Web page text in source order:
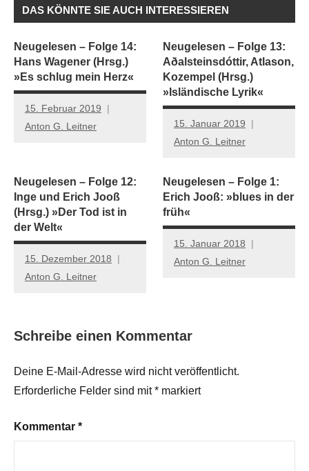
DAS KÖNNTE SIE AUCH INTERESSIEREN
Neugelesen – Folge 14:
Hans Wagener (Hrsg.)
»Es schlug mein Herz«
15. Februar 2019
Anton G. Leitner
Neugelesen – Folge 13:
Aðalsteinsdóttir, Atlason,
Kozempel (Hrsg.)
»Isländische Lyrik«
15. Januar 2019
Anton G. Leitner
Neugelesen – Folge 12:
Inge und Erich Jooß
(Hrsg.) »Der Tod ist in
der Welt«
15. Dezember 2018
Anton G. Leitner
Neugelesen – Folge 1:
Erich Jooß: »blues in der
früh«
15. Januar 2018
Anton G. Leitner
Schreibe einen Kommentar
Deine E-Mail-Adresse wird nicht veröffentlicht.
Erforderliche Felder sind mit* markiert
Kommentar *